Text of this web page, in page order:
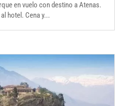
en vuelo con destino a Atenas.
hotel. Cena y...